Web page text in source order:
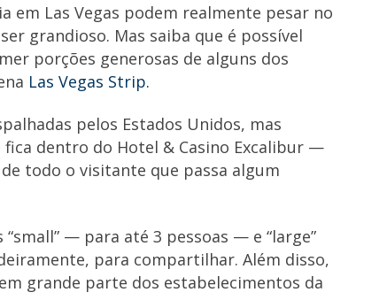
em Las Vegas podem realmente pesar no
grandioso. Mas saiba que é possível
porções generosas de alguns dos
Las Vegas Strip.
pelos Estados Unidos, mas
dentro do Hotel & Casino Excalibur —
todo o visitante que passa algum
— para até 3 pessoas — e “large”
para compartilhar. Além disso,
grande parte dos estabelecimentos da